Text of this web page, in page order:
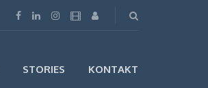
STORIES KONTAKT